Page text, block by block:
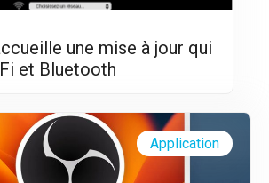
une mise à jour qui
et Bluetooth
Application